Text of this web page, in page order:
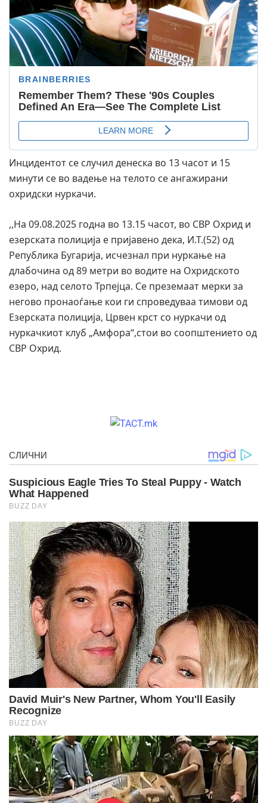
Инцидентот се случил денеска во 13 часот и 15
минути се во вадење на телото се ангажирани
охридски нуркачи.
,,На 09.08.2025 годна во 13.15 часот, во СВР Охрид и
езерската полиција е пријавено дека, И.Т.(52) од
Република Бугарија, исчезнал при нуркање на
длабочина од 89 метри во водите на Охридското
езеро, над селото Трпејца. Се преземаат мерки за
негово пронаоѓање кои ги спроведуваа тимови од
Езерската полиција, Црвен крст со нуркачи од
нуркачкиот клуб „Амфора“,стои во соопштението од
СВР Охрид.